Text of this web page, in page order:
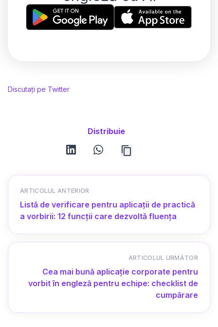
Discutați pe Twitter
Distribuie
linkedin whatsapp
ARTICOLUL ANTERIOR
Listă de verificare pentru aplicații de practică
a vorbirii: 12 funcții care dezvoltă fluența
ARTICOLUL URMĂTOR
Cea mai bună aplicație corporate pentru
vorbit în engleză pentru echipe: checklist de
cumpărare